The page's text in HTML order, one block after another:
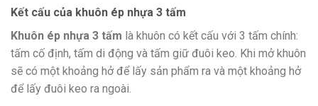
Kết cấu của khuôn ép nhựa 3 tấm
Khuôn ép nhựa 3 tấm là khuôn có kết cấu với 3 tấm chính:
tấm cố định, tấm di động và tấm giữ đuôi keo. Khi mở khuôn
sẽ có một khoảng hở để lấy sản phẩm ra và một khoảng hở
để lấy đuôi keo ra ngoài.